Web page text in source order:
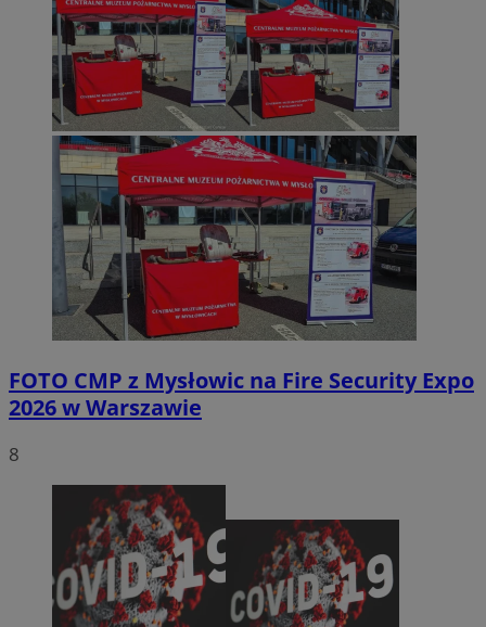
FOTO CMP z Mysłowic na Fire Security Expo
2026 w Warszawie
8